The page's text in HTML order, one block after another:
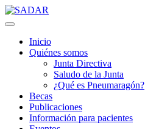
Inicio
Quiénes somos
Junta Directiva
Saludo de la Junta
¿Qué es Pneumaragón?
Becas
Publicaciones
Información para pacientes